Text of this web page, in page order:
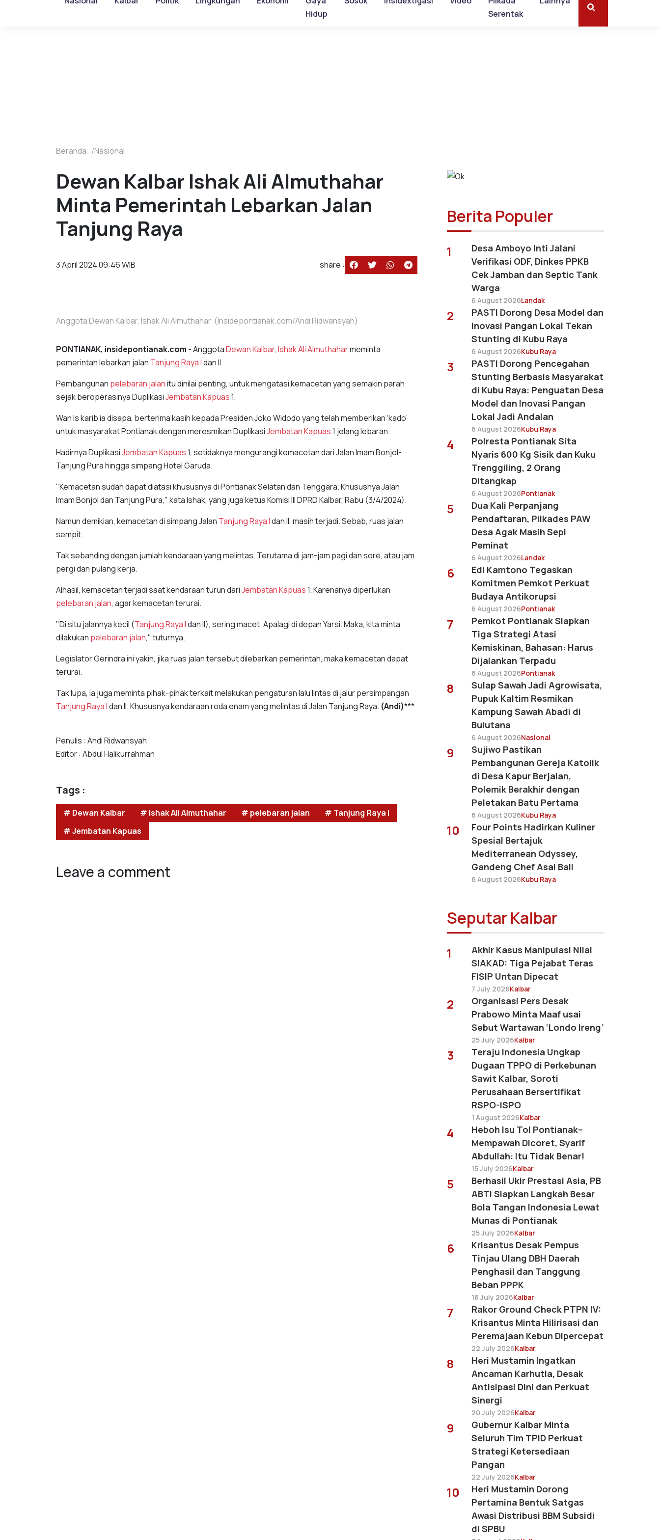
Hidup
Serentak
Beranda Nasional
Dewan Kalbar Ishak Ali Almuthahar
Minta Pemerintah Lebarkan Jalan
Tanjung Raya
3 April 2024 09:46 WIB share :
Anggota Dewan Kalbar, Ishak Ali Almuthahar. (Insidepontianak.com/Andi Ridwansyah)
PONTIANAK, insidepontianak.com - AnggotaDewan Kalbar, Ishak Ali Almuthaharmeminta
pemerintah lebarkan jalan Tanjung Raya Idan II.
Pembangunan pelebaran jalanitu dinilai penting, untuk mengatasi kemacetan yang semakin parah
sejak beroperasinya DuplikasiJembatan Kapuas1.
Wan Is karib ia disapa, berterima kasih kepada Presiden Joko Widodo yang telah memberikan ‘kado’
untuk masyarakat Pontianak dengan meresmikan DuplikasiJembatan Kapuas1 jelang lebaran.
Hadirnya DuplikasiJembatan Kapuas1, setidaknya mengurangi kemacetan dari Jalan Imam Bonjol-
Tanjung Pura hingga simpang Hotel Garuda.
"Kemacetan sudah dapat diatasi khususnya di Pontianak Selatan dan Tenggara. Khususnya Jalan
Imam Bonjol dan Tanjung Pura," kata Ishak, yang juga ketua Komisi III DPRD Kalbar, Rabu (3/4/2024).
Namun demikian, kemacetan di simpang Jalan Tanjung Raya Idan II, masih terjadi. Sebab, ruas jalan
sempit.
Tak sebanding dengan jumlah kendaraan yang melintas. Terutama di jam-jam pagi dan sore, atau jam
pergi dan pulang kerja.
Alhasil, kemacetan terjadi saat kendaraan turun dariJembatan Kapuas1. Karenanya diperlukan
pelebaran jalan, agar kemacetan terurai.
"Di situ jalannya kecil (Tanjung Raya Idan II), sering macet. Apalagi di depan Yarsi. Maka, kita minta
dilakukan pelebaran jalan," tuturnya.
Legislator Gerindra ini yakin, jika ruas jalan tersebut dilebarkan pemerintah, maka kemacetan dapat
terurai.
Tak lupa, ia juga meminta pihak-pihak terkait melakukan pengaturan lalu lintas di jalur persimpangan
Tanjung Raya Idan II. Khususnya kendaraan roda enam yang melintas di Jalan Tanjung Raya. (Andi)***
Penulis : Andi Ridwansyah
Editor : Abdul Halikurrahman
Tags :
# Dewan Kalbar # Ishak Ali Almuthahar # pelebaran jalan
# Tanjung Raya I
# Jembatan Kapuas
Leave a comment
Berita Populer
1
Desa Amboyo Inti Jalani
Verifikasi ODF, Dinkes PPKB
Cek Jamban dan Septic Tank
Warga
6 August 2026Landak
2
PASTI Dorong Desa Model dan
Inovasi Pangan Lokal Tekan
Stunting di Kubu Raya
6 August 2026Kubu Raya
3
PASTI Dorong Pencegahan
Stunting Berbasis Masyarakat
di Kubu Raya: Penguatan Desa
Model dan Inovasi Pangan
Lokal Jadi Andalan
6 August 2026Kubu Raya
4
Polresta Pontianak Sita
Nyaris 600 Kg Sisik dan Kuku
Trenggiling, 2 Orang
Ditangkap
6 August 2026Pontianak
5
Dua Kali Perpanjang
Pendaftaran, Pilkades PAW
Desa Agak Masih Sepi
Peminat
6 August 2026Landak
6
Edi Kamtono Tegaskan
Komitmen Pemkot Perkuat
Budaya Antikorupsi
6 August 2026Pontianak
7
Pemkot Pontianak Siapkan
Tiga Strategi Atasi
Kemiskinan, Bahasan: Harus
Dijalankan Terpadu
6 August 2026Pontianak
8
Sulap Sawah Jadi Agrowisata,
Pupuk Kaltim Resmikan
Kampung Sawah Abadi di
Bulutana
6 August 2026Nasional
9
Sujiwo Pastikan
Pembangunan Gereja Katolik
di Desa Kapur Berjalan,
Polemik Berakhir dengan
Peletakan Batu Pertama
6 August 2026Kubu Raya
10
Four Points Hadirkan Kuliner
Spesial Bertajuk
Mediterranean Odyssey,
Gandeng Chef Asal Bali
6 August 2026Kubu Raya
Seputar Kalbar
1
Akhir Kasus Manipulasi Nilai
SIAKAD: Tiga Pejabat Teras
FISIP Untan Dipecat
7 July 2026Kalbar
2
Organisasi Pers Desak
Prabowo Minta Maaf usai
Sebut Wartawan ‘Londo Ireng’
25 July 2026Kalbar
3
Teraju Indonesia Ungkap
Dugaan TPPO di Perkebunan
Sawit Kalbar, Soroti
Perusahaan Bersertifikat
RSPO-ISPO
1 August 2026Kalbar
4
Heboh Isu Tol Pontianak–
Mempawah Dicoret, Syarif
Abdullah: Itu Tidak Benar!
15 July 2026Kalbar
5
Berhasil Ukir Prestasi Asia, PB
ABTI Siapkan Langkah Besar
Bola Tangan Indonesia Lewat
Munas di Pontianak
25 July 2026Kalbar
6
Krisantus Desak Pempus
Tinjau Ulang DBH Daerah
Penghasil dan Tanggung
Beban PPPK
16 July 2026Kalbar
7
Rakor Ground Check PTPN IV:
Krisantus Minta Hilirisasi dan
Peremajaan Kebun Dipercepat
22 July 2026Kalbar
8
Heri Mustamin Ingatkan
Ancaman Karhutla, Desak
Antisipasi Dini dan Perkuat
Sinergi
20 July 2026Kalbar
9
Gubernur Kalbar Minta
Seluruh Tim TPID Perkuat
Strategi Ketersediaan
Pangan
22 July 2026Kalbar
10
Heri Mustamin Dorong
Pertamina Bentuk Satgas
Awasi Distribusi BBM Subsidi
di SPBU